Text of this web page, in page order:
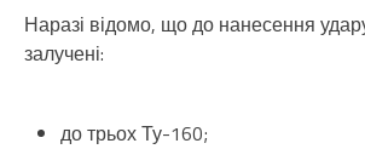
Наразі відомо, що до нанесення
залучені:
до трьох Ту-160;